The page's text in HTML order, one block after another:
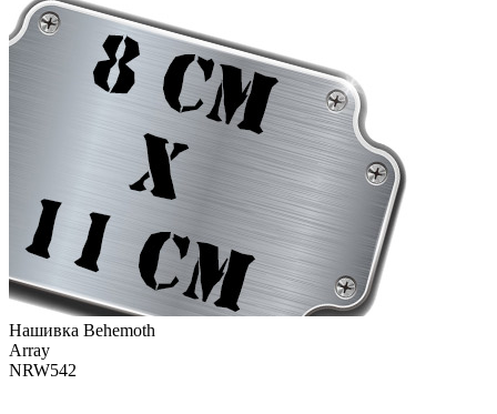
Нашивка Behemoth
Array
NRW542